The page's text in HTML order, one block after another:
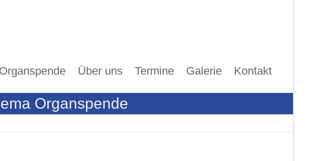
Organspende Über uns Termine Galerie Kontakt
Organspende